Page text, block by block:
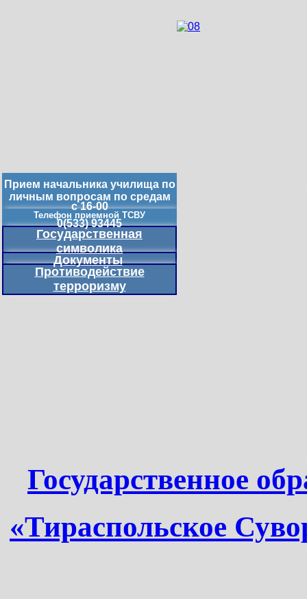
Прием начальника училища по
личным вопросам по средам
с 16-00
Телефон приемной ТСВУ
0(533) 93445
Государственная
символика
Документы
Противодействие
терроризму
Государственное
«Тираспольское